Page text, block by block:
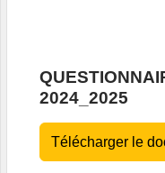
2024_2025
Télécharger le